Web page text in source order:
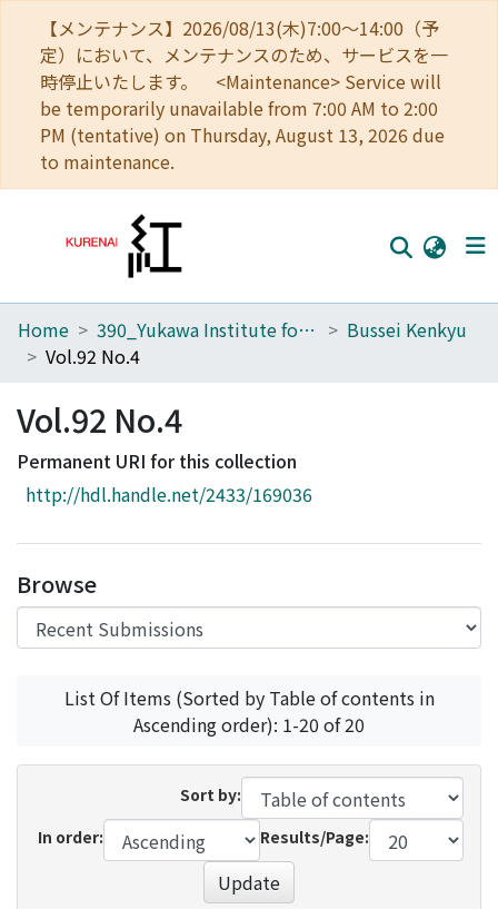
【メンテナンス】2026/08/13(木)7:00～14:00（予
定）において、メンテナンスのため、サービスを一
時停止いたします。 <Maintenance> Service will
be temporarily unavailable from 7:00 AM to 2:00
PM (tentative) on Thursday, August 13, 2026 due
to maintenance.
Home
Browse
Download Ranking
Access Statistics
Home 390_Yukawa Institute for Theoretical Physics
Bussei Kenkyu
Vol.92 No.4
Vol.92 No.4
Permanent URI for this collection
http://hdl.handle.net/2433/169036
Browse
List Of Items (Sorted by Table of contents in
Ascending order): 1-20 of 20
Sort by:
In order:
Results/Page:
Update